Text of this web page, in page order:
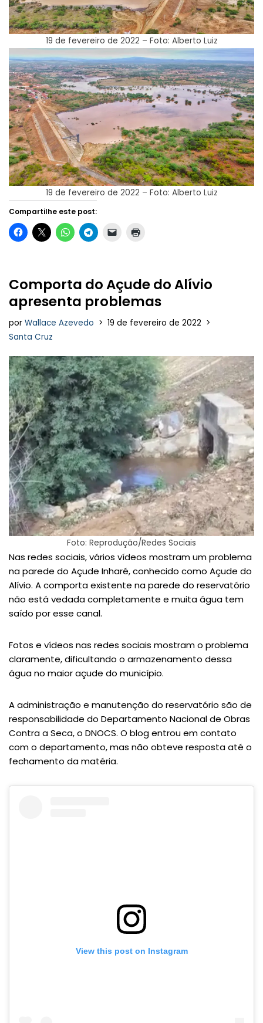
19 de fevereiro de 2022 – Foto: Alberto Luiz
19 de fevereiro de 2022 – Foto: Alberto Luiz
Compartilhe este post:
Comporta do Açude do Alívio
apresenta problemas
por Wallace Azevedo
19 de fevereiro de 2022
Santa Cruz
Foto: Reprodução/Redes Sociais
Nas redes sociais, vários vídeos mostram um problema
na parede do Açude Inharé, conhecido como Açude do
Alívio. A comporta existente na parede do reservatório
não está vedada completamente e muita água tem
saído por esse canal.
Fotos e vídeos nas redes sociais mostram o problema
claramente, dificultando o armazenamento dessa
água no maior açude do município.
A administração e manutenção do reservatório são de
responsabilidade do Departamento Nacional de Obras
Contra a Seca, o DNOCS. O blog entrou em contato
com o departamento, mas não obteve resposta até o
fechamento da matéria.
View this post on Instagram